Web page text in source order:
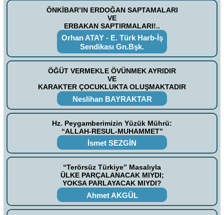
ÖNKİBAR’IN ERDOĞAN SAPTAMALARI
VE
ERBAKAN SAPTIRMALARI!..
Orhan ATAY - E. Türk Harb-İş
Sendikası Gn.Bşk.
ÖĞÜT VERMEKLE ÖVÜNMEK AYRIDIR
VE
KARAKTER ÇOCUKLUKTA OLUŞMAKTADIR
Neslihan BAYRAKTAR
Hz. Peygamberimizin Yüzük Mührü:
“ALLAH-RESUL-MUHAMMET”
İsmet SEZGİN
“Terörsüz Türkiye” Masalıyla
ÜLKE PARÇALANACAK MIYDI;
YOKSA PARLAYACAK MIYDI?
Ahmet AKGÜL